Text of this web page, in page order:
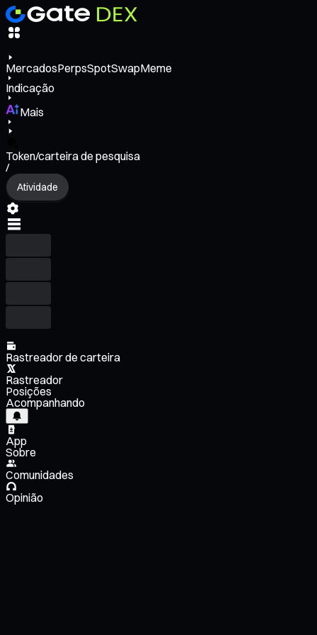
MercadosPerpsSpotSwapMeme
Indicação
Mais
Token/carteira de pesquisa
/
Atividade
Rastreador de carteira
Rastreador
Posições
Acompanhando
App
Sobre
Comunidades
Opinião